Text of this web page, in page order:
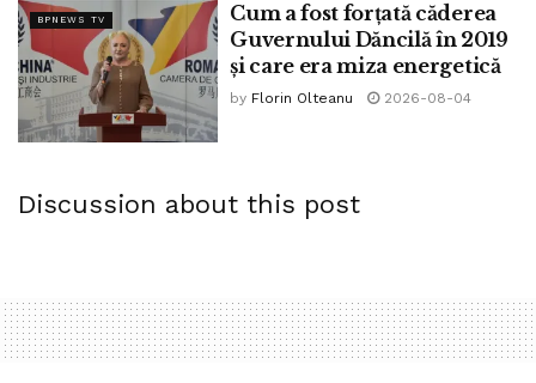
BPNEWS TV
Cum a fost forțată căderea
Guvernului Dăncilă în 2019
și care era miza energetică
by Florin Olteanu 2026-08-04
Discussion about this post